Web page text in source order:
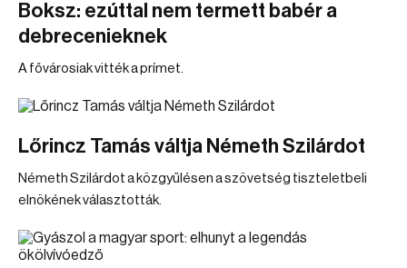
Boksz: ezúttal nem termett babér a
debrecenieknek
A fővárosiak vitték a prímet.
Lőrincz Tamás váltja Németh Szilárdot
Németh Szilárdot a közgyűlésen a szövetség tiszteletbeli
elnökének választották.